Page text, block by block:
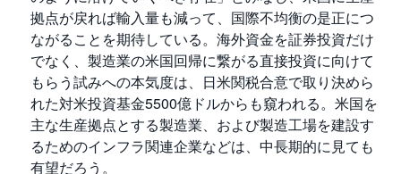
ン
商
品
先
物
金
・
銀
・
拠点が戻れば輸入量も減って、国際不均衡の是正につ
ながることを期待している。海外資金を証券投資だけ
でなく、製造業の米国回帰に繋がる直接投資に向けて
もらう試みへの本気度は、日米関税合意で取り決めら
れた対米投資基金5500億ドルからも窺われる。米国を
主な生産拠点とする製造業、および製造工場を建設す
るためのインフラ関連企業などは、中長期的に見ても
有望だろう。